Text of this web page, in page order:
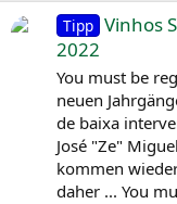
Tipp Vinhos
2022
You must be
neuen
de baixa
José "Ze"
kommen
daher ... You